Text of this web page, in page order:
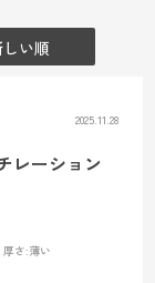
い順
2025.11.28
レーション
厚さ:薄い